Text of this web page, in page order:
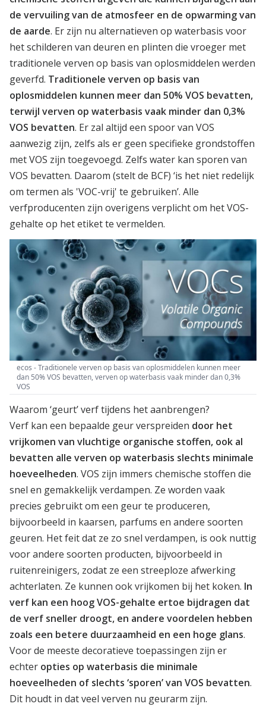
de vervuiling van de atmosfeer en de opwarming van
de aarde. Er zijn nu alternatieven op waterbasis voor
het schilderen van deuren en plinten die vroeger met
traditionele verven op basis van oplosmiddelen werden
geverfd. Traditionele verven op basis van
oplosmiddelen kunnen meer dan 50% VOS bevatten,
terwijl verven op waterbasis vaak minder dan 0,3%
VOS bevatten. Er zal altijd een spoor van VOS
aanwezig zijn, zelfs als er geen specifieke grondstoffen
met VOS zijn toegevoegd. Zelfs water kan sporen van
VOS bevatten. Daarom (stelt de BCF) ‘is het niet redelijk
om termen als 'VOC-vrij' te gebruiken’. Alle
verfproducenten zijn overigens verplicht om het VOS-
gehalte op het etiket te vermelden.
ecos - Traditionele verven op basis van oplosmiddelen kunnen meer
dan 50% VOS bevatten, verven op waterbasis vaak minder dan 0,3%
VOS
Waarom ‘geurt’ verf tijdens het aanbrengen?
Verf kan een bepaalde geur verspreiden door het
vrijkomen van vluchtige organische stoffen, ook al
bevatten alle verven op waterbasis slechts minimale
hoeveelheden. VOS zijn immers chemische stoffen die
snel en gemakkelijk verdampen. Ze worden vaak
precies gebruikt om een geur te produceren,
bijvoorbeeld in kaarsen, parfums en andere soorten
geuren. Het feit dat ze zo snel verdampen, is ook nuttig
voor andere soorten producten, bijvoorbeeld in
ruitenreinigers, zodat ze een streeploze afwerking
achterlaten. Ze kunnen ook vrijkomen bij het koken. In
verf kan een hoog VOS-gehalte ertoe bijdragen dat
de verf sneller droogt, en andere voordelen hebben
zoals een betere duurzaamheid en een hoge glans.
Voor de meeste decoratieve toepassingen zijn er
echter opties op waterbasis die minimale
hoeveelheden of slechts ‘sporen’ van VOS bevatten.
Dit houdt in dat veel verven nu geurarm zijn.